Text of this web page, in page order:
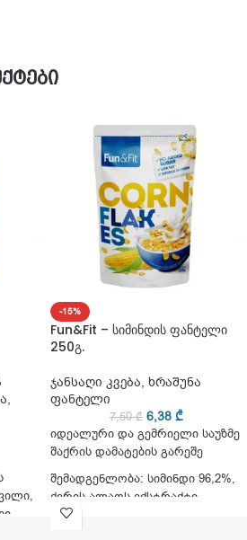
,
-15%
Fun&Fit – სიმინდის ფანტელი
250გ.
ჯანსაღი კვება, ხრაშუნა
ფანტელი
7,50₾ 6,38 ₾
იდეალური და გემრიელი საუზმე
შაქრის დამატების გარეშე
შემადგენლობა: სიმინდი 96,2%,
ქერის ალაოს ექსტრაქტი,
მარილი